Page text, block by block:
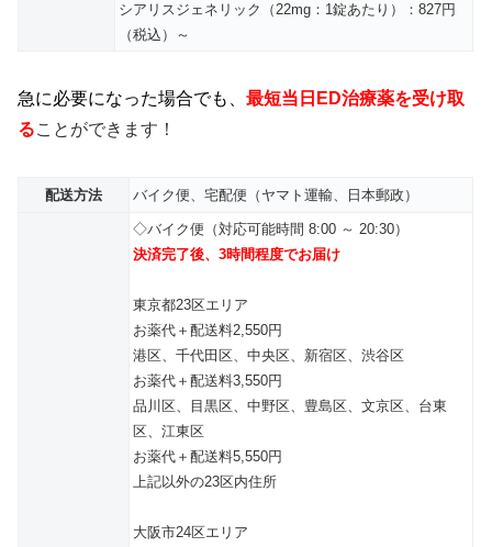
シアリスジェネリック（22mg：1錠あたり）：827円
（税込）～
急に必要になった場合でも、 最短当日ED治療薬を受け取
ることができます！
配送方法 バイク便、宅配便（ヤマト運輸、日本郵政）
◇バイク便（対応可能時間 8:00 ～ 20:30）
決済完了後、3時間程度でお届け
東京都23区エリア
お薬代＋配送料2,550円
港区、千代田区、中央区、新宿区、渋谷区
お薬代＋配送料3,550円
品川区、目黒区、中野区、豊島区、文京区、台東
区、江東区
お薬代＋配送料5,550円
上記以外の23区内住所
大阪市24区エリア